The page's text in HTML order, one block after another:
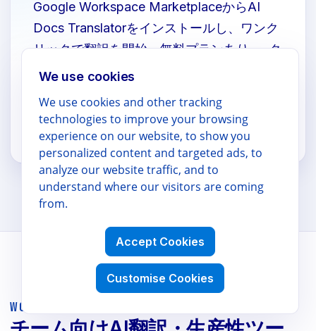
Google Workspace MarketplaceからAI
Docs Translatorをインストールし、ワンク
リックで翻訳を開始。無料プランあり — ク
レジットカード不要。
Marketplaceからインストール
WORKSPACE POWER TOOLS
We use cookies
We use cookies and other tracking
technologies to improve your browsing
experience on our website, to show you
personalized content and targeted ads, to
analyze our website traffic, and to
understand where our visitors are coming
from.
Accept Cookies
Customise Cookies